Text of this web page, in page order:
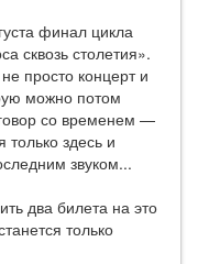
финал цикла
сквозь столетия».
просто концерт и
можно потом
со временем —
здесь и
звуком...
два билета на это
только